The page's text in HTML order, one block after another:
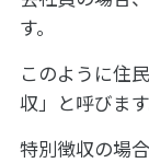
す。
このように住
収」と呼びます
特別徴収の場